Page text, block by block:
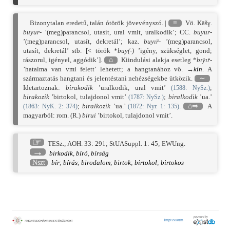
Bizonytalan eredetű, talán ótörök jövevényszó. | ≡
Vö. Kāšγ.
buyur- ’(meg)parancsol, utasít, ural vmit, uralkodik’; CC. buyur-
’(meg)parancsol, utasít, dekretál’; kaz.buyı̈r- ’(meg)parancsol,
utasít, dekretál’ stb. [< török *buy(-) ’igény, szükséglet, gond;
rászorul, igényel, aggódik’].
⌂ Kiindulási alakja esetleg *bı̈yı̈r-
’hatalma van vmi felett’ lehetett; a hangtanához vö. →kín. A
származtatás hangtani és jelentéstani nehézségekbe ütközik.
∼
Idetartoznak: birakodik’uralkodik, ural vmit’(1588: NySz.);
birakozik ’birtokol, tulajdonol vmit’ (1787: NySz.); biralkodik’ua.’
(1863: NyK. 2: 374);biralkozik ’ua.’(1872: Nyr. 1: 135). ⌂⇒
A
magyarból: rom. (R.) birui ’birtokol, tulajdonol vmit’.
☞ TESz.;AOH. 33: 291;StUASuppl. 1: 45;EWUng.
→ birkodik,bíró,bírság
Nszt
bír;bírás;birodalom;birtok;birtokol;birtokos